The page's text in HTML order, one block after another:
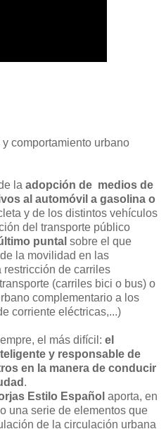
comportamiento urbano
la adopción de medios de
al automóvil a gasolina o
y de los distintos vehículos
del transporte público
puntal sobre el que
la movilidad en las
restricción de carriles
(carriles bici o bus) o
complementario a los
corriente eléctricas,...)
el más difícil: el
y responsable de
en la manera de conducir
.
Estilo Español aporta, en
una serie de elementos que
de la circulación urbana